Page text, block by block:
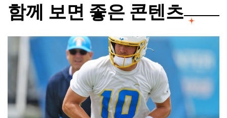
함께 보면 좋은 콘텐츠